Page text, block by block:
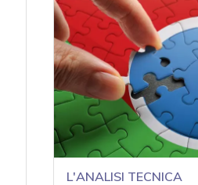
L'ANALISI TECNICA